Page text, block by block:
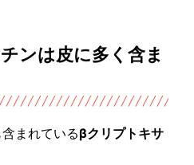
ンは皮に多く含ま
まれているβクリプトキサ